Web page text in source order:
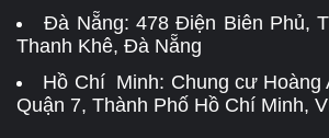
Đà Nẵng:478 Điện Biên Phủ,
Thanh Khê, Đà Nẵng
Hồ Chí Minh: Chung cư Hoàng
Quận 7, Thành Phố Hồ Chí Minh,